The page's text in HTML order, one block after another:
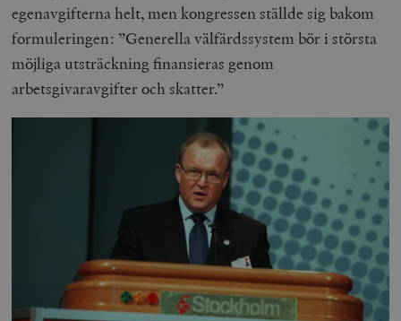
egenavgifterna helt, men kongressen ställde sig bakom
formuleringen: ”Generella välfärdssystem bör i största
möjliga utsträckning finansieras genom
arbetsgivaravgifter och skatter.”